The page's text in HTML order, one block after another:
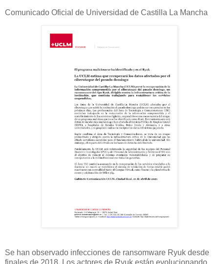
Comunicado Oficial de Universidad de Castilla La Mancha
Se han observado infecciones de ransomware Ryuk desde
finales de 2018. Los actores de Ryuk están evolucionando